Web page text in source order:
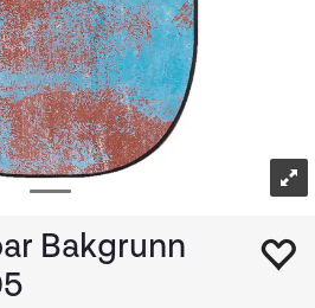
Bakgrunn